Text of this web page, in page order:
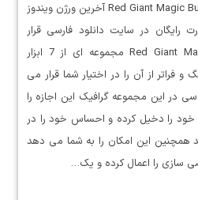
دانلود نرم افزار Red Giant Magic Bullet Suite آخرین ورژن ویندوز
رایگان در سایت دانلود فارسی قرار
گرفت. Red Giant Magic Bullet Suite مجموعه ای از 7 ابزار
فراتر از آن را در اختیار شما قرار می
9 ابزار اساسی در این مجموعه گرافیک این اجازه را
را دخیل کرده و احساس خود را در
همچنین این امکان را به شما می دهد
سازی را اعمال کرده و یک…